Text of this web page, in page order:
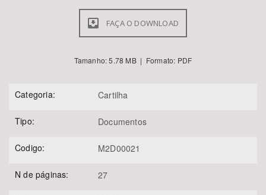
FAÇA O DOWNLOAD
Tamanho: 5.78 MB | Formato: PDF
Categoria: Cartilha
Tipo: Documentos
Codigo: M2D00021
N de páginas: 27